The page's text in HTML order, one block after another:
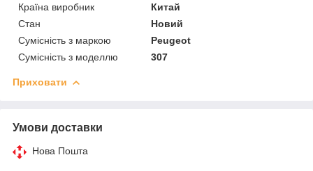
Країна виробник
Китай
Стан
Новий
Сумісність з маркою
Peugeot
Сумісність з моделлю
307
Приховати
Умови доставки
Нова Пошта